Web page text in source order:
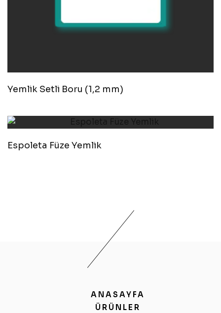
Yemlik Setli Boru (1,2 mm)
Espoleta Füze Yemlik
ANASAYFA
ÜRÜNLER